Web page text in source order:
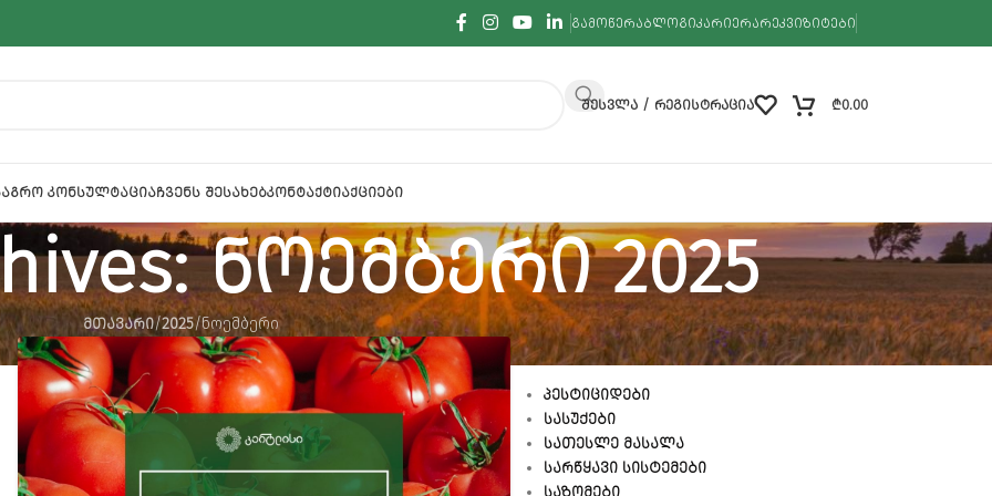
ᲒᲐᲛᲝᲬᲔᲠᲐᲑᲚᲝᲒᲘᲙᲐᲠᲘᲔᲠᲐᲠᲔᲙᲕᲘᲖᲘᲢᲔᲑᲘ
ᲨᲔᲡᲕᲚᲐ / ᲠᲔᲒᲘᲡᲢᲠᲐᲪᲘᲐ ₾0.00
ᲐᲒᲠᲝ ᲙᲝᲜᲡᲣᲚᲢᲐᲪᲘᲐᲩᲕᲔᲜᲡ ᲨᲔᲡᲐᲮᲔᲑᲙᲝᲜᲢᲐᲥᲢᲘᲐᲥᲪᲘᲔᲑᲘ
ნოემბერი 2025
ᲛᲗᲐᲕᲐᲠᲘ 2025 ნოემბერი
ᲙᲐᲢᲔᲒᲝᲠᲘᲔᲑᲘ
ᲞᲔᲡᲢᲘᲪᲘᲓᲔᲑᲘ
ᲡᲐᲡᲣᲥᲔᲑᲘ
ᲡᲐᲗᲔᲡᲚᲔ ᲛᲐᲡᲐᲚᲐ
ᲡᲐᲠᲬᲧᲐᲕᲘ ᲡᲘᲡᲢᲔᲛᲔᲑᲘ
ᲡᲐᲖᲝᲛᲔᲑᲘ